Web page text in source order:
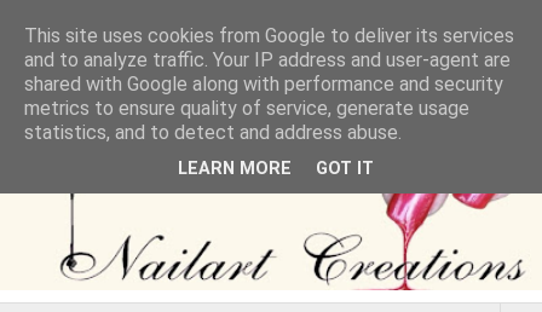
This site uses cookies from Google to deliver its services
and to analyze traffic. Your IP address and user-agent are
shared with Google along with performance and security
metrics to ensure quality of service, generate usage
statistics, and to detect and address abuse.
LEARN MORE GOT IT